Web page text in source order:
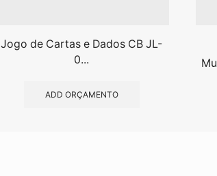
Jogo de Cartas e Dados CB JL-
0...
ADD ORÇAMENTO